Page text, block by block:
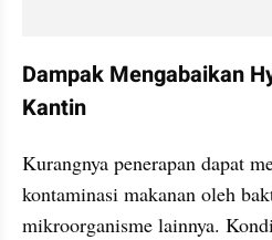
Dampak Mengabaikan
Kantin
Kurangnya penerapan dapat
kontaminasi makanan oleh
mikroorganisme lainnya.